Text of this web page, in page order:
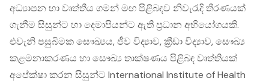
අධ්‍යාපන හා වෘත්තීය ගමන් මඟ පිළිබඳව නිවැරැදි තීරණයක්
ගැනීම සිසුන්ට හා දෙමාපියන්ට ඇති ප්‍රධාන අභියෝගයකි.
එවැනි පසුබිමක සෞඛ්‍යය, ජීව විද්‍යාව, ක්‍රීඩා විද්‍යාව, සෞඛ්‍ය
කළමනාකරණය හා සෞඛ්‍ය තාක්ෂණය පිළිබඳ වෘත්තියක්
අපේක්ෂා කරන සිසුන්ට International Institute of Health